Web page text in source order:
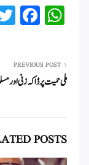
W
ha
A
pp
Fa
ce
okPREVIOUS POST
ملی حمیت پر ڈاکہ زنی
POSTS